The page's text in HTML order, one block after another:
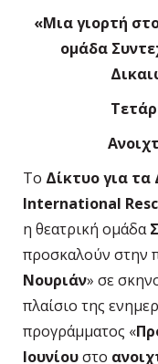
«Μια γιορτή
ομάδα
Το Δίκτυο για
International
η θεατρική ομάδα
προσκαλούν στην
Νουριάν» σε
πλαίσιο της
προγράμματος «
Ιουνίουστο